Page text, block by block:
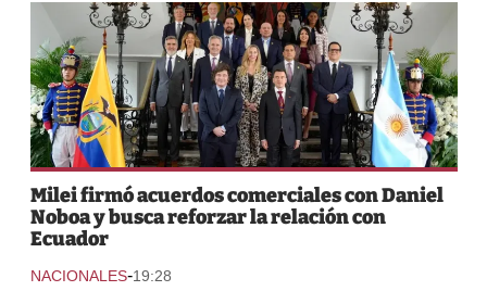
Milei firmó acuerdos comerciales con Daniel
Noboa y busca reforzar la relación con
Ecuador
NACIONALES-19:28